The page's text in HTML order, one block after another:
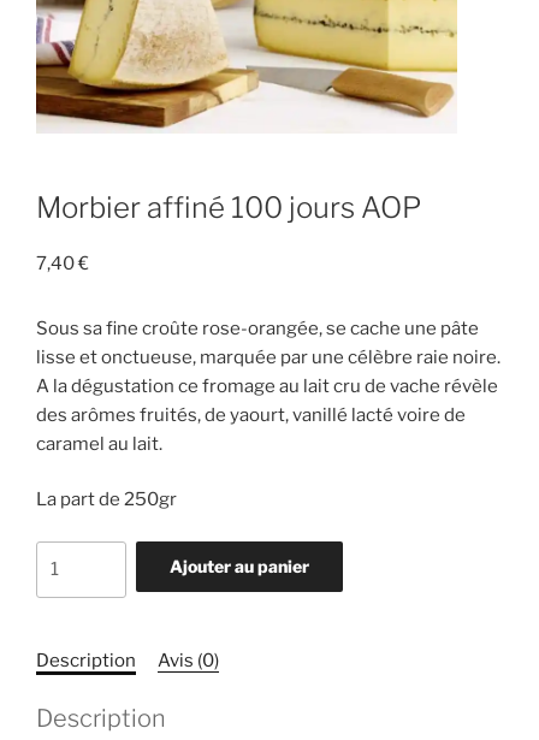
Morbier affiné 100 jours AOP
7,40€
Sous sa fine croûte rose-orangée, se cache une pâte
lisse et onctueuse, marquée par une célèbre raie noire.
A la dégustation ce fromage au lait cru de vache révèle
des arômes fruités, de yaourt, vanillé lacté voire de
caramel au lait.
La part de 250gr
100
AOP
Ajouter au panier
Description Avis (0)
Description